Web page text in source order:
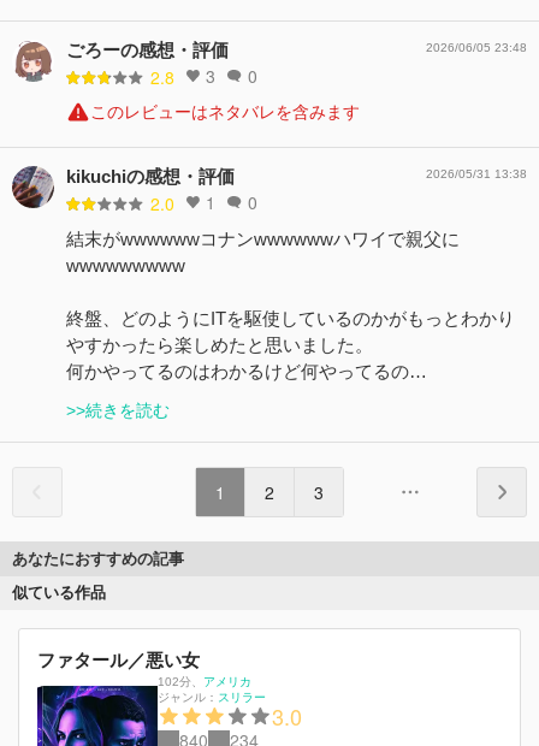
ごろーの感想・評価
2.8 3 0
2026/06/05 23:48
このレビューはネタバレを含みます
kikuchiの感想・評価
2.0 1 0
2026/05/31 13:38
結末がwwwwwwコナンwwwwwwハワイで親父に
wwwwwwwww
終盤、どのようにITを駆使しているのかがもっとわかり
やすかったら楽しめたと思いました。
何かやってるのはわかるけど何やってるの…
>>続きを読む
1 2 3
あなたにおすすめの記事
似ている作品
ファタール／悪い女
102分、 アメリカ
ジャンル： スリラー
3.0
840 234